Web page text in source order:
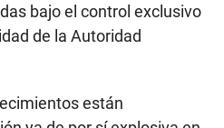
bajo el control exclusivo
de la Autoridad
están